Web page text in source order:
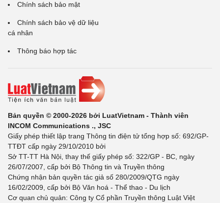
Chính sách bảo mật
Chính sách bảo vệ dữ liệu
cá nhân
Thông báo hợp tác
Bản quyền © 2000-2026 bởi LuatVietnam - Thành viên
INCOM Communications ., JSC
Giấy phép thiết lập trang Thông tin điện tử tổng hợp số: 692/GP-
TTĐT cấp ngày 29/10/2010 bởi
Sở TT-TT Hà Nội, thay thế giấy phép số: 322/GP - BC, ngày
26/07/2007, cấp bởi Bộ Thông tin và Truyền thông
Chứng nhận bản quyền tác giả số 280/2009/QTG ngày
16/02/2009, cấp bởi Bộ Văn hoá - Thể thao - Du lịch
Cơ quan chủ quản: Công ty Cổ phần Truyền thông Luật Việt